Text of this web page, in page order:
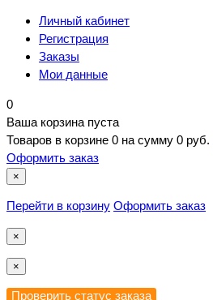
Личный кабинет
Регистрация
Заказы
Мои данные
0
Ваша корзина пуста
Товаров в корзине 0 на сумму 0 руб.
Оформить заказ
×
Перейти в корзину Оформить заказ
×
×